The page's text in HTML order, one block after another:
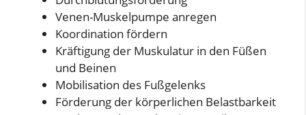
Venen-Muskelpumpe anregen
Koordination fördern
Kräftigung der Muskulatur in den Füßen
und Beinen
Mobilisation des Fußgelenks
Förderung der körperlichen Belastbarkeit